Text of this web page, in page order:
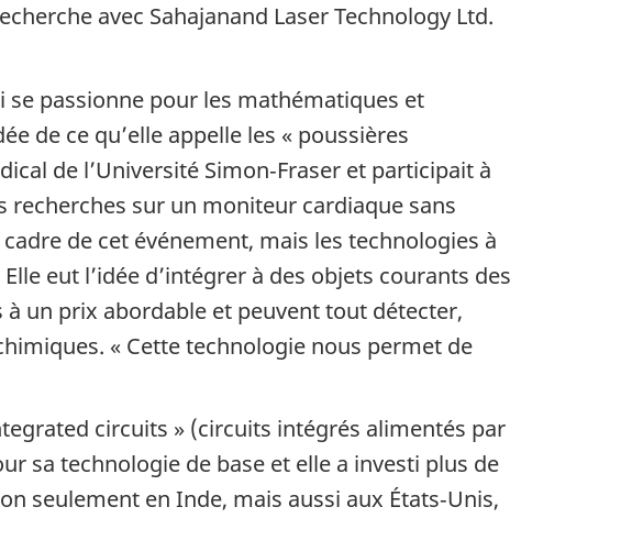
avec Sahajanand Laser Technology Ltd.
se passionne pour les mathématiques et
de ce qu’elle appelle les « poussières
de l’Université Simon‑Fraser et participait à
recherches sur un moniteur cardiaque sans
de cet événement, mais les technologies à
eut l’idée d’intégrer à des objets courants des
un prix abordable et peuvent tout détecter,
« Cette technologie nous permet de
circuits » (circuits intégrés alimentés par
sa technologie de base et elle a investi plus de
seulement en Inde, mais aussi aux États‑Unis,